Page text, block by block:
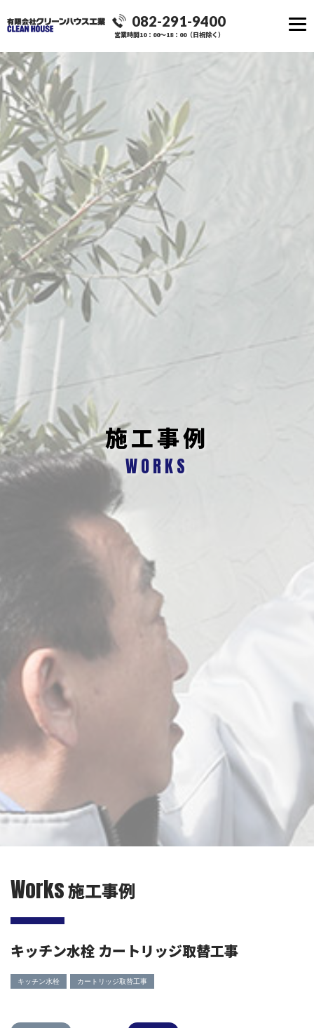
082-291-9400
営業時間10：00～18：00（日祝除く）
施工事例
WORKS
Works施工事例
キッチン水栓 カートリッジ取替工事
キッチン水栓 カートリッジ取替工事